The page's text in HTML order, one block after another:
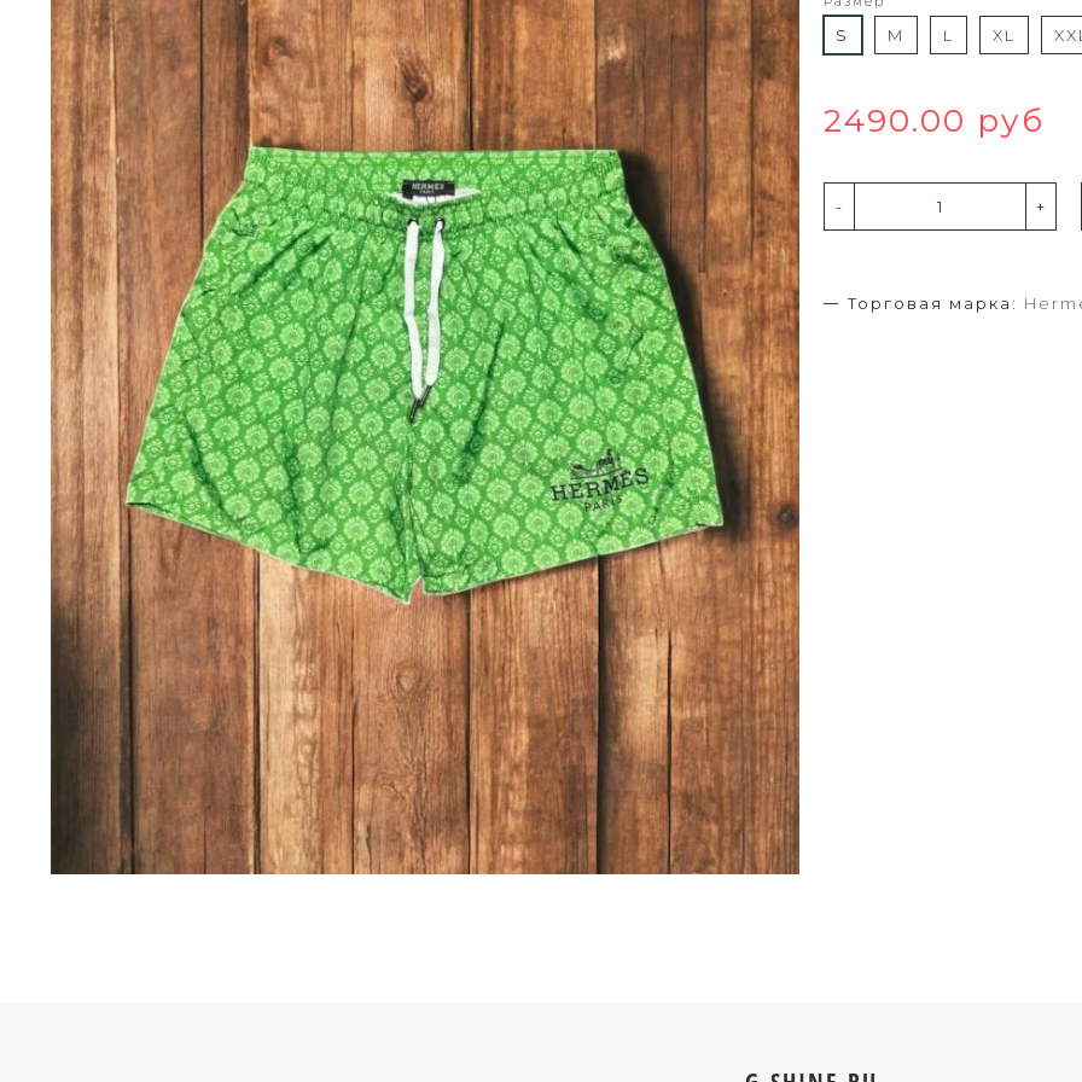
S M L XL XXL
2490.00 руб
- +
Торговая марка: